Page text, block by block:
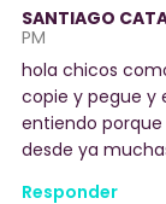
SANTIAGO
PM
hola chicos
copie y pegue y
entiendo
desde ya
Responder